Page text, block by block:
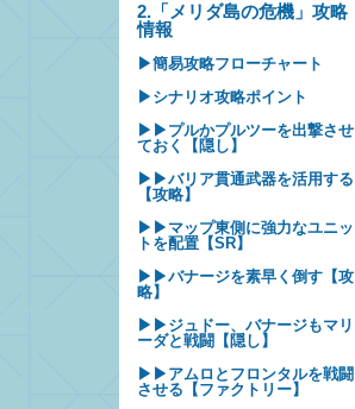
2.「メリダ島の危機」攻略
情報
▶簡易攻略フローチャート
▶シナリオ攻略ポイント
▶▶プルかプルツーを出撃させ
ておく【隠し】
▶▶バリア貫通武器を活用する
【攻略】
▶▶マップ東側に強力なユニッ
トを配置【SR】
▶▶バナージを素早く倒す【攻
略】
▶▶ジュドー、バナージもマリ
ーダと戦闘【隠し】
▶▶アムロとフロンタルを戦闘
させる【ファクトリー】